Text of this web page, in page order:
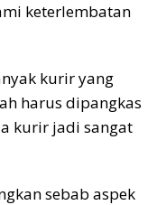
keterlembatan
kurir yang
harus dipangkas
kurir jadi sangat
sebab aspek